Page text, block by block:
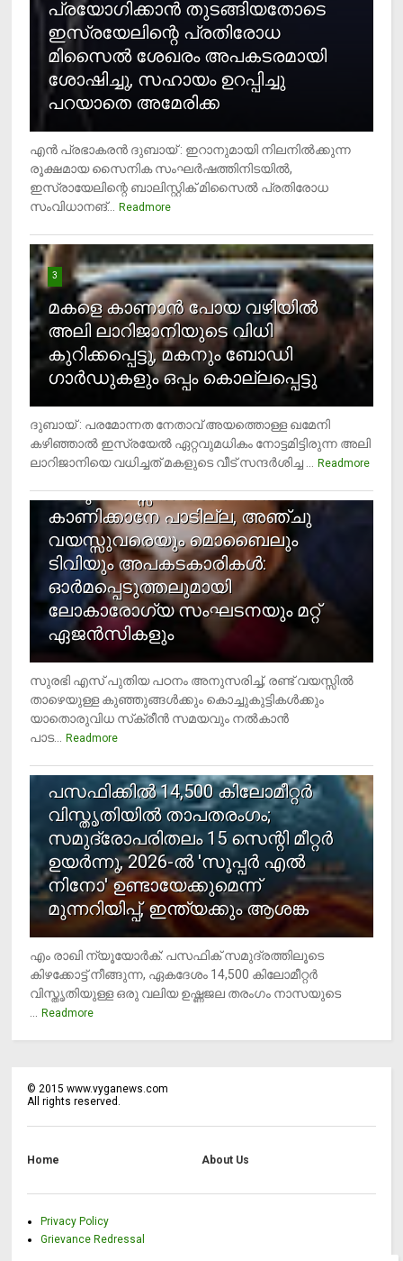
പ്രയോഗിക്കാന്‍ തുടങ്ങിയതോടെ
ഇസ്രയേലിന്റെ പ്രതിരോധ
മിസൈല്‍ ശേഖരം അപകടരമായി
ശോഷിച്ചു, സഹായം ഉറപ്പിച്ചു
പറയാതെ അമേരിക്ക
എന്‍ പ്രഭാകരന്‍ ദുബായ് : ഇറാനുമായി നിലനില്‍ക്കുന്ന
രൂക്ഷമായ സൈനിക സംഘര്‍ഷത്തിനിടയില്‍,
ഇസ്രായേലിന്റെ ബാലിസ്റ്റിക് മിസൈല്‍ പ്രതിരോധ
സംവിധാനങ്... Readmore
3
മകളെ കാണാന്‍ പോയ വഴിയില്‍
അലി ലാറിജാനിയുടെ വിധി
കുറിക്കപ്പെട്ടു, മകനും ബോഡി
ഗാര്‍ഡുകളും ഒപ്പം കൊല്ലപ്പെട്ടു
ദുബായ് : പരമോന്നത നേതാവ് അയത്തൊള്ള ഖമേനി
കഴിഞ്ഞാല്‍ ഇസ്രയേല്‍ ഏറ്റവുമധികം നോട്ടമിട്ടിരുന്ന അലി
ലാറിജാനിയെ വധിച്ചത് മകളുടെ വീട് സന്ദര്‍ശിച്ച ... Readmore
4
രണ്ടു വയസ്സില്‍ താഴെ സ്‌ക്രീന്‍
കാണിക്കാനേ പാടില്ല, അഞ്ചു
വയസ്സുവരെയും മൊബൈലും
ടിവിയും അപകടകാരികള്‍:
ഓര്‍മപ്പെടുത്തലുമായി
ലോകാരോഗ്യ സംഘടനയും മറ്റ്
ഏജന്‍സികളും
സുരഭി എസ് പുതിയ പഠനം അനുസരിച്ച്, രണ്ട് വയസ്സില്‍
താഴെയുള്ള കുഞ്ഞുങ്ങള്‍ക്കും കൊച്ചുകുട്ടികള്‍ക്കും
യാതൊരുവിധ സ്‌ക്രീന്‍ സമയവും നല്‍കാന്‍
പാട... Readmore
പസഫിക്കില്‍ 14,500 കിലോമീറ്റര്‍
വിസ്തൃതിയില്‍ താപതരംഗം;
സമുദ്രോപരിതലം 15 സെന്റി മീറ്റര്‍
ഉയര്‍ന്നു, 2026-ല്‍ 'സൂപ്പര്‍ എല്‍
നിനോ' ഉണ്ടായേക്കുമെന്ന്
മുന്നറിയിപ്പ്, ഇന്ത്യക്കും ആശങ്ക
എം രാഖി ന്യൂയോര്‍ക്: പസഫിക് സമുദ്രത്തിലൂടെ
കിഴക്കോട്ട് നീങ്ങുന്ന, ഏകദേശം 14,500 കിലോമീറ്റര്‍
വിസ്തൃതിയുള്ള ഒരു വലിയ ഉഷ്ണജല തരംഗം നാസയുടെ
... Readmore
©2015 www.vyganews.com
All rights reserved.
Home About Us
Privacy Policy
Grievance Redressal